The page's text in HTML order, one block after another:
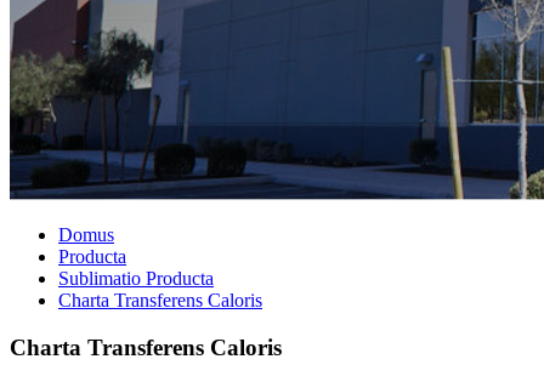
Domus
Producta
Sublimatio Producta
Charta Transferens Caloris
Charta Transferens Caloris